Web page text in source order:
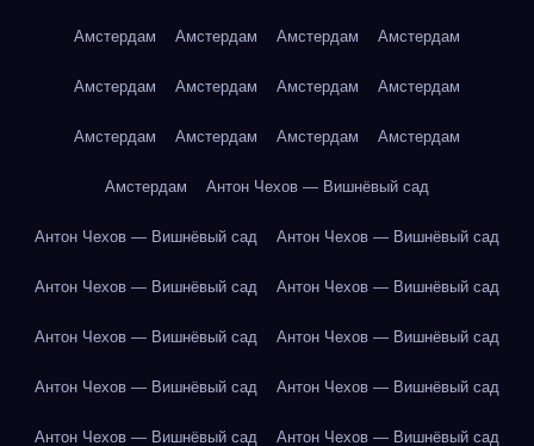
Амстердам Амстердам Амстердам Амстердам
Амстердам Амстердам Амстердам Амстердам
Амстердам Амстердам Амстердам Амстердам
Амстердам Антон Чехов — Вишнёвый сад
Антон Чехов — Вишнёвый сад Антон Чехов — Вишнёвый сад
Антон Чехов — Вишнёвый сад Антон Чехов — Вишнёвый сад
Антон Чехов — Вишнёвый сад Антон Чехов — Вишнёвый сад
Антон Чехов — Вишнёвый сад Антон Чехов — Вишнёвый сад
Антон Чехов — Вишнёвый сад Антон Чехов — Вишнёвый сад